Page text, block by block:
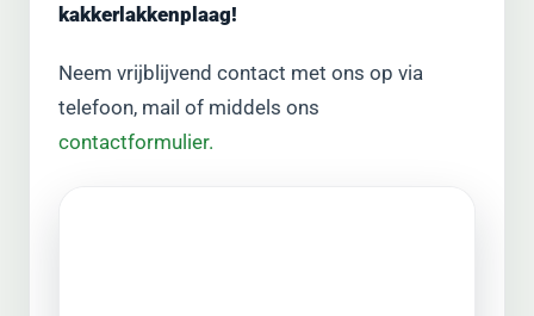
kakkerlakkenplaag!
Neem vrijblijvend contact met ons op via
telefoon, mail of middels ons
contactformulier.